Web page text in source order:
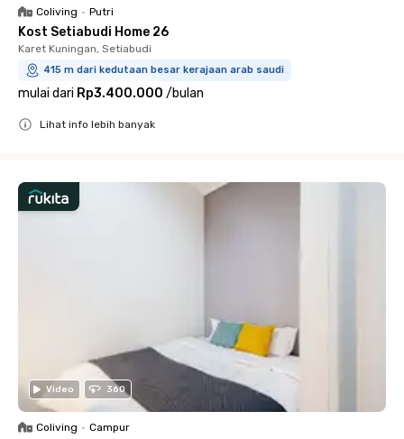
Coliving • Putri
Kost Setiabudi Home 26
Karet Kuningan, Setiabudi
415 m dari kedutaan besar kerajaan arab saudi
mulai dari Rp3.400.000 /bulan
Lihat info lebih banyak
Video 360
Coliving • Campur